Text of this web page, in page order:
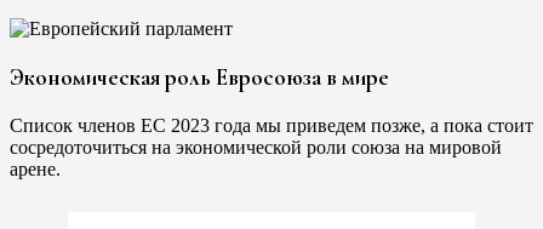
Экономическая роль Евросоюза в мире
Список членов ЕС 2023 года мы приведем позже, а пока стоит
сосредоточиться на экономической роли союза на мировой
арене.